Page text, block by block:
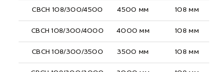
СВСН 108/300/4500 4500 мм 108 мм
СВСН 108/300/4000 4000 мм 108 мм
СВСН 108/300/3500 3500 мм 108 мм